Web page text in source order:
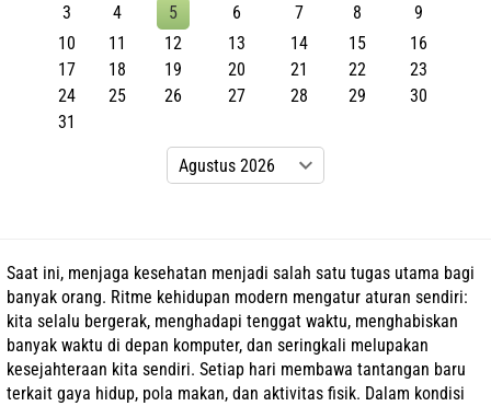
3
4 5 6 7 8
9
10
11 12 13 14 15
16
17
18 19 20 21 22
23
24
25 26 27 28 29
30
31
Saat ini, menjaga kesehatan menjadi salah satu tugas utama bagi
banyak orang. Ritme kehidupan modern mengatur aturan sendiri:
kita selalu bergerak, menghadapi tenggat waktu, menghabiskan
banyak waktu di depan komputer, dan seringkali melupakan
kesejahteraan kita sendiri. Setiap hari membawa tantangan baru
terkait gaya hidup, pola makan, dan aktivitas fisik. Dalam kondisi